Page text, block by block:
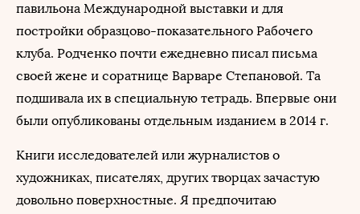
павильона Международной выставки и для
постройки образцово-показательного Рабочего
клуба. Родченко почти ежедневно писал письма
своей жене и соратнице Варваре Степановой. Та
подшивала их в специальную тетрадь. Впервые они
были опубликованы отдельным изданием в 2014 г.
Книги исследователей или журналистов о
художниках, писателях, других творцах зачастую
довольно поверхностные. Я предпочитаю